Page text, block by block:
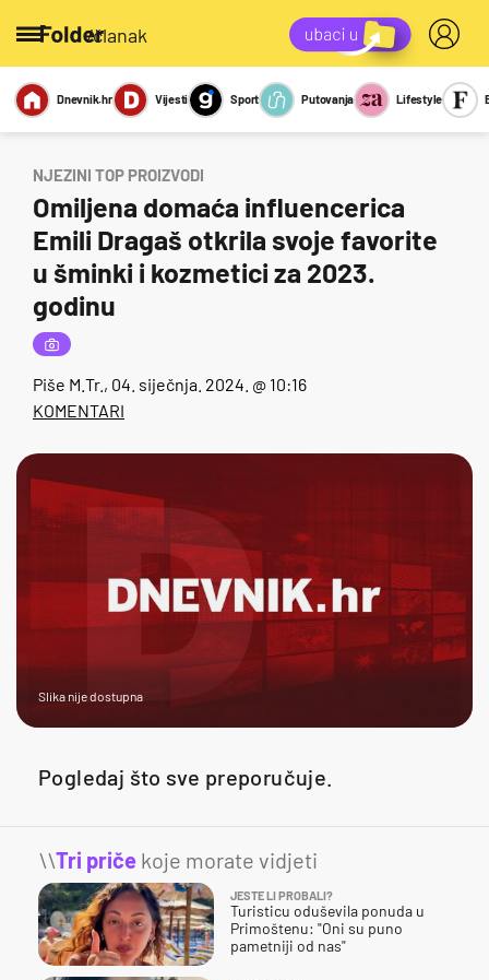
/članak
Miks Kviz
Report
Sexy
Dnevnik.hr Vijesti Sport Putovanja Lifestyle
NJEZINI TOP PROIZVODI
Omiljena domaća influencerica
Emili Dragaš otkrila svoje favorite
u šminki i kozmetici za 2023.
godinu
Piše M.Tr. , 04. siječnja. 2024. @ 10:16
KOMENTARI
Slika nije dostupna
Pogledaj što sve preporučuje.
\\Tri priče koje morate vidjeti
JESTE LI PROBALI?
Turisticu oduševila ponuda u
Primoštenu: "Oni su puno
pametniji od nas"